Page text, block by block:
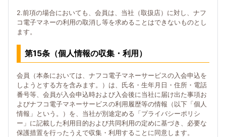
2.前項の場合においても、会員は、当社（取扱店）に対し、ナフ
コ電子マネーの利用の取消し等を求めることはできないものとし
ます。
第15条（個人情報の収集・利用）
会員（本条においては、ナフコ電子マネーサービスの入会申込を
しようとする方を含みます。）は、氏名・生年月日・住所・電話
番号等、会員が入会申込時および入会後に当社に届け出た事項お
よびナフコ電子マネーサービスの利用履歴等の情報（以下「個人
情報」という。）を、当社が別途定める「プライバシーポリシ
ー」に記載した利用目的および共同利用の定めに基づき、必要な
保護措置を行ったうえで収集・利用することに同意します。